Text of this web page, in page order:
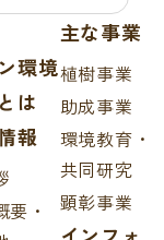
環境
は
報
要・
主な事業
植樹事業
助成事業
環境教育・
共同研究
顕彰事業